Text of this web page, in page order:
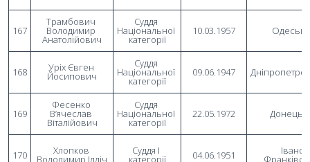
167
Трамбович
Володимир
Анатолійович
Суддя
Національної
категорії
10.03.1957
168 Уріх Євген
Йосипович
Суддя
Національної
категорії
09.06.1947
169
Фесенко
В’ячеслав
Віталійович
Суддя
Національної
категорії
22.05.1972
170 Хлопков
Володимир Ілліч
Суддя I
категорії 04.06.1951 Івано-